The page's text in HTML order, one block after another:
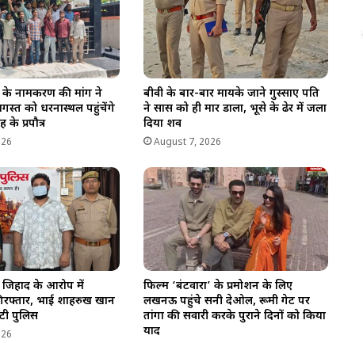
के नामकरण की मांग ने
को धरनास्थल पहुंचेंगे
के प्रपौत्र
बीवी के बार-बार मायके जाने गुस्साए पति
ने सास को ही मार डाला, भूसे के ढेर में जला
दिया शव
August 7, 2026
जिहाद के आरोप में
भाई शाहरुख खान
पुलिस
फिल्म ‘बंटवारा’ के प्रमोशन के लिए
लखनऊ पहुंचे सनी देओल, रूमी गेट पर
तांगा की सवारी करके पुराने दिनों को किया
याद